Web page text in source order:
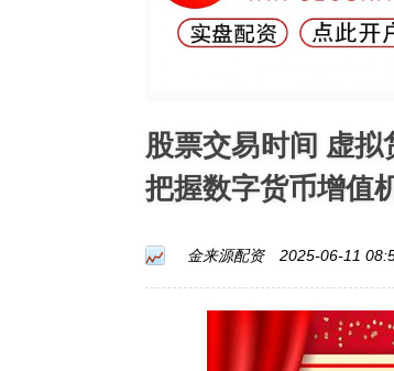
股票交易时间 虚拟
把握数字货币增值
金来源配资 2025-06-11